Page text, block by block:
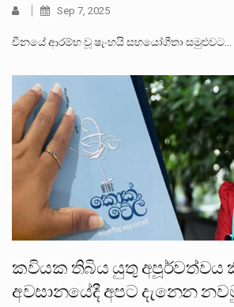
Sep 7, 2025
චීනයේ ආරම්භ වූ ෂැංහයි සහයෝගීතා සමුළුවට…
කවියක තිබිය යුතු අපූර්වත්වය
අවසානයේදී අපට දැනෙන